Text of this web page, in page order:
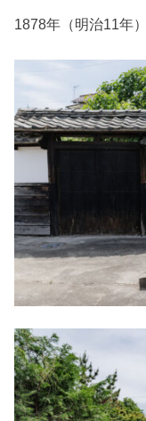
1878年（明治11年